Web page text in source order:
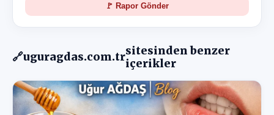
🚩 Rapor Gönder
🔗uguragdas.com.trsitesinden benzer
içerikler